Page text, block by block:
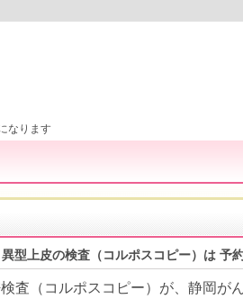
なります
型上皮の検査（コルポスコピー）は 予
査（コルポスコピー）が、静岡が